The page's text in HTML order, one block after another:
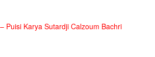
Puisi Karya Sutardji Calzoum Bachri